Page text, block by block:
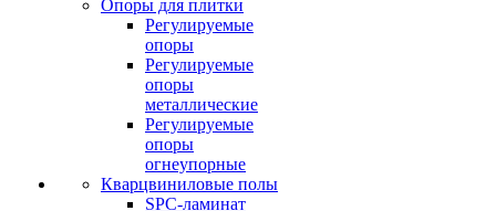
Опоры для плитки
Регулируемые
опоры
Регулируемые
опоры
металлические
Регулируемые
опоры
огнеупорные
Кварцвиниловые полы
SPC-ламинат